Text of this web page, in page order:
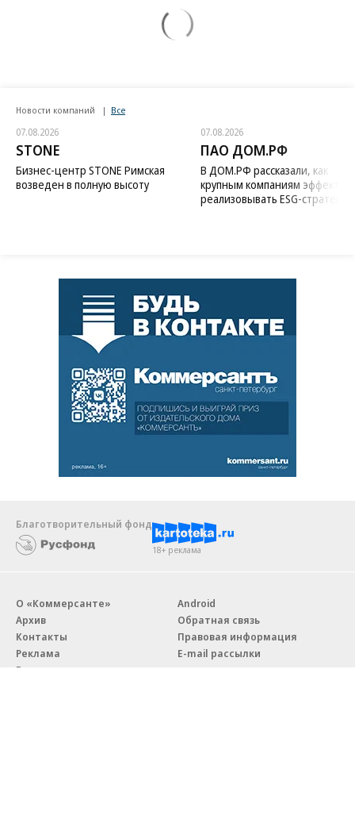
Новости компаний Все
07.08.2026
STONE
Бизнес-центр STONE Римская
возведен в полную высоту
07.08.2026
ПАО ДОМ.РФ
В ДОМ.РФ рассказали, как
крупным компаниям
реализовывать ESG-стратегию
Благотворительный фонд
18+ реклама
О «Коммерсанте»
Архив
Контакты
Реклама
Вакансии
Android
Обратная связь
Правовая информация
E-mail рассылки